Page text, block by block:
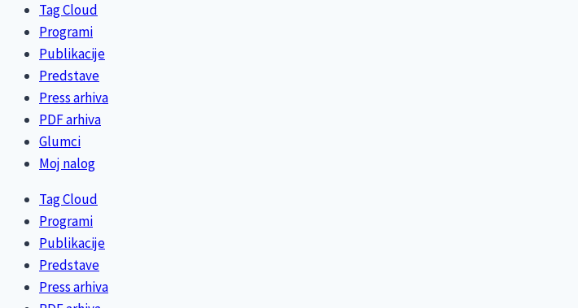
Tag Cloud
Programi
Publikacije
Predstave
Press arhiva
PDF arhiva
Glumci
Moj nalog
Tag Cloud
Programi
Publikacije
Predstave
Press arhiva